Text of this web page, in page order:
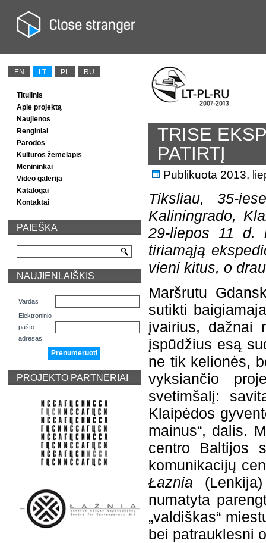
EN LT PL RU
Titulinis
Apie projektą
Naujienos
Renginiai
Parodos
Kultūros žemėlapis
Menininkai
Video galerija
Katalogai
Kontaktai
PAIEŠKA
NAUJIENLAIŠKIS
Vardas
Elektroninio
pašto
adresas
PROJEKTO PARTNERIAI
TRISE
PATIRTĮ
Publikuota 2013,
Tiksliau, 35-iese
Kaliningrado,
29-liepos 11 d.
tiriamąją
vieni kitus, o
Maršrutu
sutikti
įvairius, dažnai
įspūdžius esą
ne tik kelionės,
vyksiančio
svetimšalį:
Klaipėdos
mainus“, dalis.
centro Baltijos
komunikacijų
Łaznia
numatyta
„valdiškas“
bei patrauklesni